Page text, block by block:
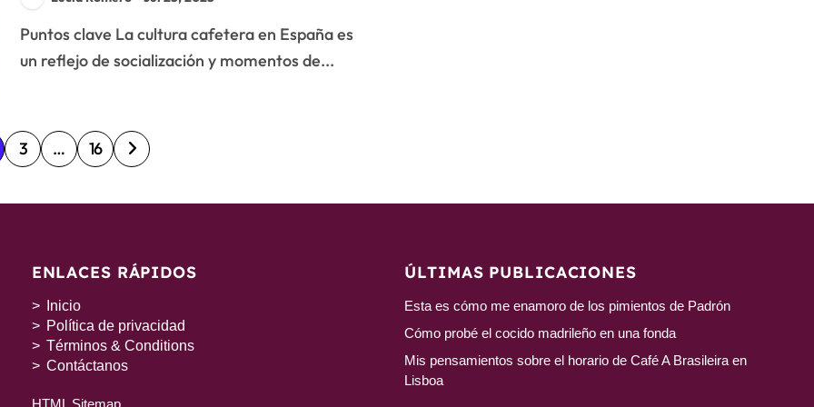
Puntos clave La cultura cafetera en España es
un reflejo de socialización y momentos de...
3 … 16
ENLACES RÁPIDOS
Inicio
Política de privacidad
Términos & Conditions
Contáctanos
HTML Sitemap
ÚLTIMAS PUBLICACIONES
Esta es cómo me enamoro de los pimientos de Padrón
Cómo probé el cocido madrileño en una fonda
Mis pensamientos sobre el horario de Café A Brasileira en
Lisboa